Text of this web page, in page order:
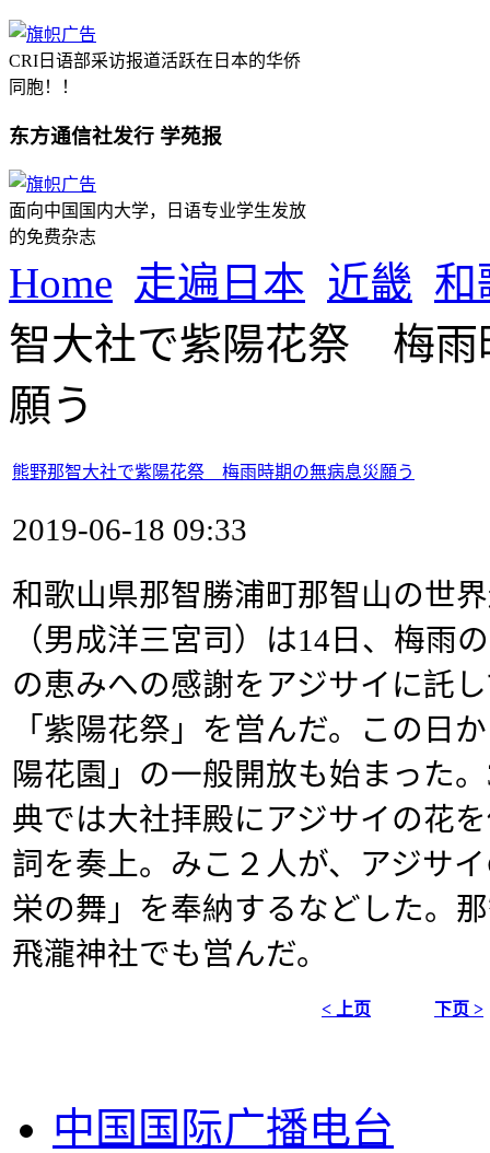
CRI日语部采访报道活跃在日本的华侨
同胞！！
东方通信社发行 学苑报
面向中国国内大学，日语专业学生发放
的免费杂志
Home 走遍日本 近畿 和
智大社で紫陽花祭 梅雨
願う
熊野那智大社で紫陽花祭 梅雨時期の無病息災願う
2019-06-18 09:33
和歌山県那智勝浦町那智山の世
（男成洋三宮司）は14日、梅雨
の恵みへの感謝をアジサイに託
「紫陽花祭」を営んだ。この日
陽花園」の一般開放も始まった
典では大社拝殿にアジサイの花
詞を奏上。みこ２人が、アジサ
栄の舞」を奉納するなどした。
飛瀧神社でも営んだ。
< 上页 下页 >
中国国际广播电台